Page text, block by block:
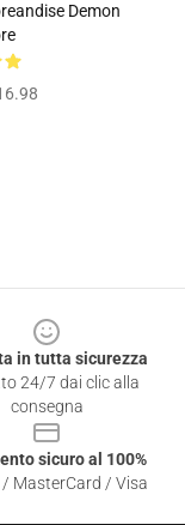
Demon
in tutta sicurezza
24/7 dai clic alla
consegna
sicuro al 100%
/ MasterCard / Visa